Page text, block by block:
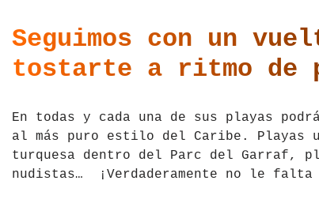
Rusia
Suecia
Suiza
Seguimos con un
tostarte a ritmo de
En todas y cada una de sus playas
al más puro estilo del Caribe. Playas
turquesa dentro del Parc del Garraf,
nudistas… ¡Verdaderamente no le falta